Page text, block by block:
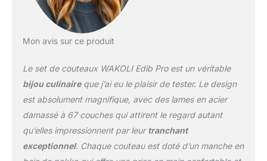
découpe précise des
CUISINE: Avec cet
ensemble de couteaux,
cuisiner devient encore
plus agréable. Vous ne
deviendrez pas
nécessairement un
meilleur cuisinier, mais
vous aborderez la
Mon avis sur ce produit
Le set de couteaux WAKOLI Edib Pro est un véritable
bijou culinaireque j’ai eu le plaisir de tester. Le design
est absolument magnifique, avec des lames en acier
damassé à 67 couches qui attirent le regard autant
qu’elles impressionnent par leurtranchant
exceptionnel. Chaque couteau est doté d’un manche en